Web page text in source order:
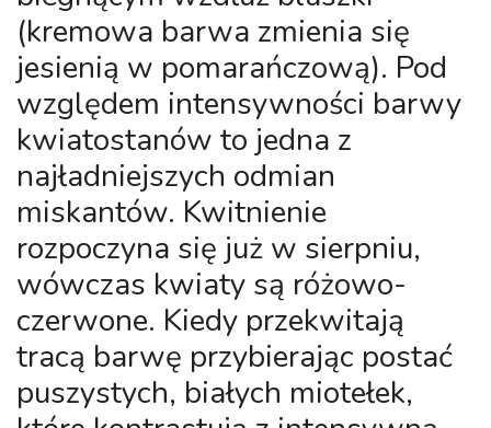
(kremowa barwa zmienia się
jesienią w pomarańczową). Pod
względem intensywności barwy
kwiatostanów to jedna z
najładniejszych odmian
miskantów. Kwitnienie
rozpoczyna się już w sierpniu,
wówczas kwiaty są różowo-
czerwone. Kiedy przekwitają
tracą barwę przybierając postać
puszystych, białych miotełek,